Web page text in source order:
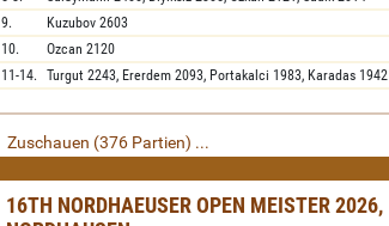
9.
Kuzubov 2603
10.
Ozcan 2120
11-14.
Turgut 2243, Ererdem 2093, Portakalci 1983, Karadas 1942
Zuschauen (376 Partien) ...
16TH NORDHAEUSER OPEN MEISTER 2026,